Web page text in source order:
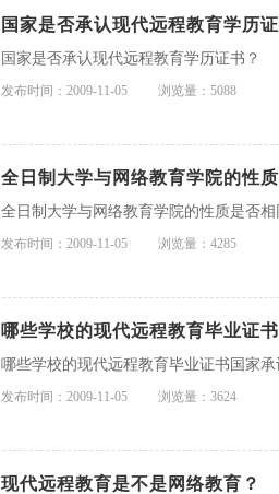
国家是否承认现代远程教育学历
国家是否承认现代远程教育学历证书？
发布时间：2009-11-05 浏览量：5088
全日制大学与网络教育学院的性
全日制大学与网络教育学院的性质是否相
发布时间：2009-11-05 浏览量：4285
哪些学校的现代远程教育毕业证
哪些学校的现代远程教育毕业证书国家承
发布时间：2009-11-05 浏览量：3624
现代远程教育是不是网络教育？